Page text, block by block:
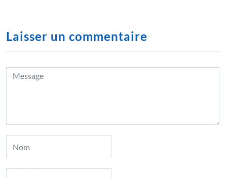
Laisser un commentaire